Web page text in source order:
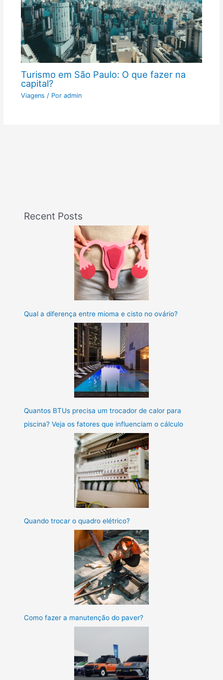
Turismo em São Paulo: O que fazer na
capital?
Viagens / Por admin
Recent Posts
Qual a diferença entre mioma e cisto no ovário?
Quantos BTUs precisa um trocador de calor para
piscina? Veja os fatores que influenciam o cálculo
Quando trocar o quadro elétrico?
Como fazer a manutenção do paver?